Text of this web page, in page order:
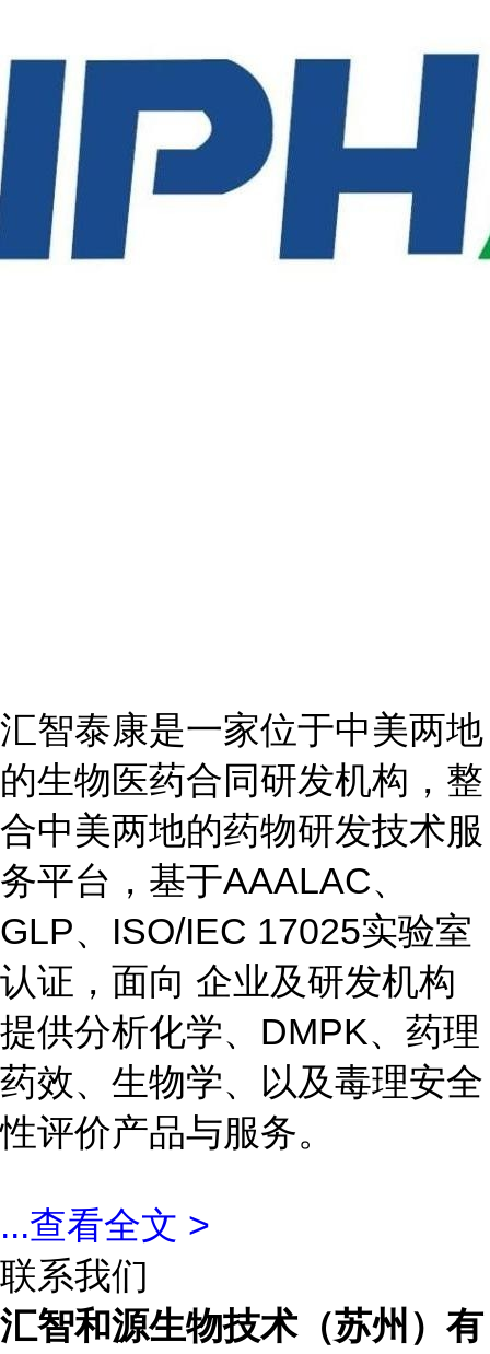
汇智泰康是一家位于中美两地
的生物医药合同研发机构，整
合中美两地的药物研发技术服
务平台，基于AAALAC、
GLP、ISO/IEC 17025实验室
认证，面向 企业及研发机构
提供分析化学、DMPK、药理
药效、生物学、以及毒理安全
性评价产品与服务。
...查看全文 >
联系我们
汇智和源生物技术（苏州）有